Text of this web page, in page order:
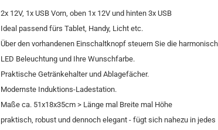
2x 12V, 1x USB Vorn, oben 1x 12V und hinten 3x USB
Ideal passend fürs Tablet, Handy, Licht etc.
Über den vorhandenen Einschaltknopf steuern Sie die
LED Beleuchtung und Ihre Wunschfarbe.
Praktische Getränkehalter und Ablagefächer.
Modernste Induktions-Ladestation.
Maße ca. 51x18x35cm > Länge mal Breite mal Höhe
praktisch, robust und dennoch elegant - fügt sich nahezu in jedes